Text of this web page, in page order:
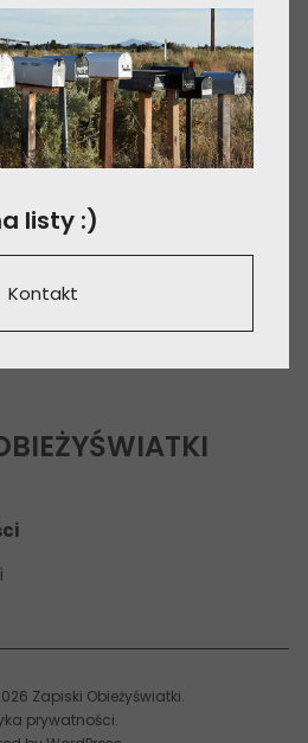
listy :)
Kontakt
Zapiski Obieżyświatki
prywatności